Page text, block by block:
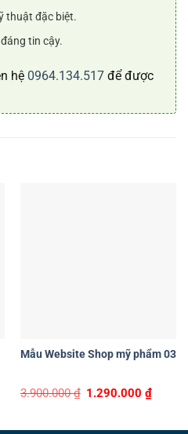
thuật đặc biệt.
tin cậy.
hệ 0964.134.517 để được
Mẫu Website Shop mỹ phẩm 03
3.900.000₫ Original
1.290.000₫Current